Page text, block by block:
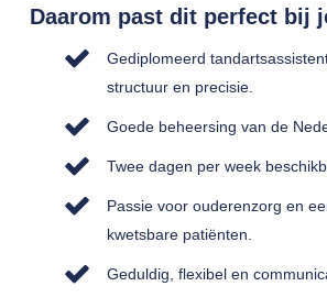
Daarom past dit perfect bij
Gediplomeerd
structuur en precisie.
Goede beheersing van de
Twee dagen per week
Passie voor ouderenzorg en
kwetsbare patiënten.
Geduldig, flexibel en